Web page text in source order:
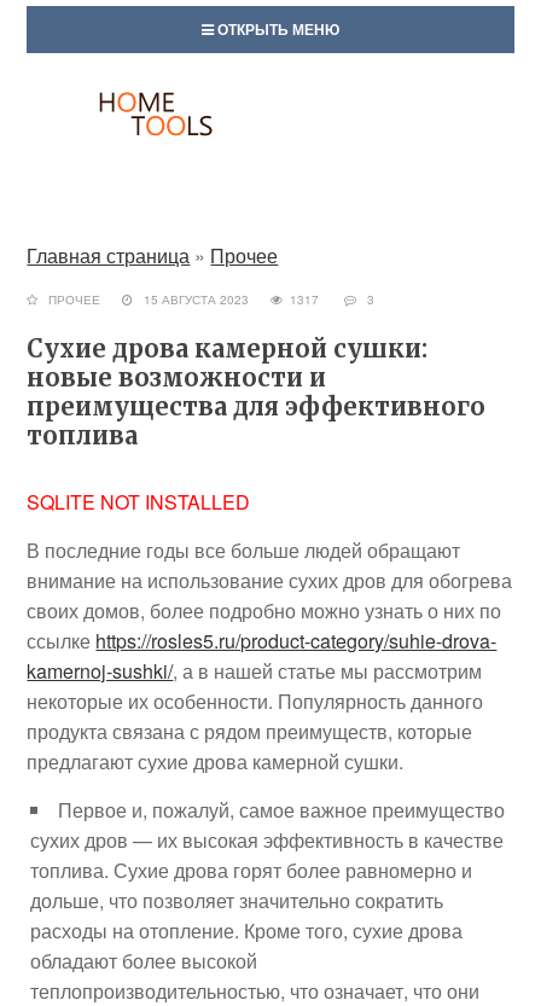
ОТКРЫТЬ МЕНЮ
Главная страница » Прочее
ПРОЧЕЕ 15 АВГУСТА 2023 1317 3
Сухие дрова камерной сушки:
новые возможности и
преимущества для эффективного
топлива
SQLITE NOT INSTALLED
В последние годы все больше людей обращают
внимание на использование сухих дров для обогрева
своих домов, более подробно можно узнать о них по
ссылке https://rosles5.ru/product-category/suhie-drova-
kamernoj-sushki/, а в нашей статье мы рассмотрим
некоторые их особенности. Популярность данного
продукта связана с рядом преимуществ, которые
предлагают сухие дрова камерной сушки.
Первое и, пожалуй, самое важное преимущество
сухих дров — их высокая эффективность в качестве
топлива. Сухие дрова горят более равномерно и
дольше, что позволяет значительно сократить
расходы на отопление. Кроме того, сухие дрова
обладают более высокой
теплопроизводительностью, что означает, что они